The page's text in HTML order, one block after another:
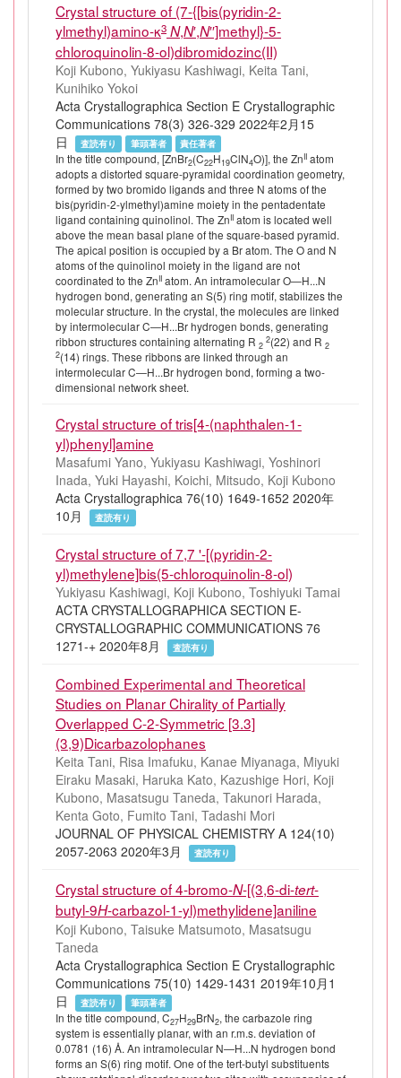
Crystal structure of (7-{[bis(pyridin-2-
ylmethyl)amino-κ3 N,N′,N′′]methyl}-5-
chloroquinolin-8-ol)dibromidozinc(II)
Koji Kubono, Yukiyasu Kashiwagi, Keita Tani,
Kunihiko Yokoi
Acta Crystallographica Section E Crystallographic
Communications 78(3) 326-329 2022年2月15
日
査読有り 筆頭著者 責任著者
In the title compound, [ZnBr2(C22H19ClN4O)], the ZnII atom
adopts a distorted square-pyramidal coordination geometry,
formed by two bromido ligands and three N atoms of the
bis(pyridin-2-ylmethyl)amine moiety in the pentadentate
ligand containing quinolinol. The ZnII atom is located well
above the mean basal plane of the square-based pyramid.
The apical position is occupied by a Br atom. The O and N
atoms of the quinolinol moiety in the ligand are not
coordinated to the ZnII atom. An intramolecular O—H...N
hydrogen bond, generating an S(5) ring motif, stabilizes the
molecular structure. In the crystal, the molecules are linked
by intermolecular C—H...Br hydrogen bonds, generating
ribbon structures containing alternating R 2
2(22) and R 2
2(14) rings. These ribbons are linked through an
intermolecular C—H...Br hydrogen bond, forming a two-
dimensional network sheet.
Crystal structure of tris[4-(naphthalen-1-
yl)phenyl]amine
Masafumi Yano, Yukiyasu Kashiwagi, Yoshinori
Inada, Yuki Hayashi, Koichi, Mitsudo, Koji Kubono
Acta Crystallographica 76(10) 1649-1652 2020年
10月
査読有り
Crystal structure of 7,7 '-[(pyridin-2-
yl)methylene]bis(5-chloroquinolin-8-ol)
Yukiyasu Kashiwagi, Koji Kubono, Toshiyuki Tamai
ACTA CRYSTALLOGRAPHICA SECTION E-
CRYSTALLOGRAPHIC COMMUNICATIONS 76
1271-+ 2020年8月
査読有り
Combined Experimental and Theoretical
Studies on Planar Chirality of Partially
Overlapped C-2-Symmetric [3.3]
(3,9)Dicarbazolophanes
Keita Tani, Risa Imafuku, Kanae Miyanaga, Miyuki
Eiraku Masaki, Haruka Kato, Kazushige Hori, Koji
Kubono, Masatsugu Taneda, Takunori Harada,
Kenta Goto, Fumito Tani, Tadashi Mori
JOURNAL OF PHYSICAL CHEMISTRY A 124(10)
2057-2063 2020年3月
査読有り
Crystal structure of 4-bromo-N-[(3,6-di-tert-
butyl-9H-carbazol-1-yl)methylidene]aniline
Koji Kubono, Taisuke Matsumoto, Masatsugu
Taneda
Acta Crystallographica Section E Crystallographic
Communications 75(10) 1429-1431 2019年10月1
日
査読有り 筆頭著者
In the title compound, C27H29BrN2, the carbazole ring
system is essentially planar, with an r.m.s. deviation of
0.0781 (16) Å. An intramolecular N—H...N hydrogen bond
forms an S(6) ring motif. One of the tert-butyl substituents